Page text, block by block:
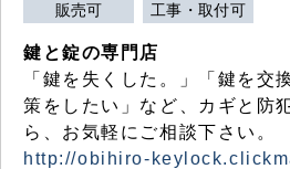
販売可 工事・取付可
鍵と錠の専門店
「鍵を失くした。」「鍵を交
策をしたい」など、カギと防
ら、お気軽にご相談下さい。
http://obihiro-